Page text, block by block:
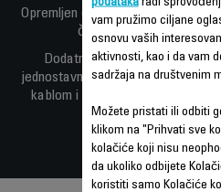
Opremljen digitalnim displejem,
čini ravnanje kose
Dodatne značajne
jednostavnom ergonomskim
kablom i funkcijom automatskog
vam pružimo ciljane
osnovu vaših
aktivnosti, kao i da vam
sadržaja na društvenim
Možete pristati ili odbiti
klikom na "Prihvati sve
kolačiće koji nisu
da ukoliko odbijete
koristiti samo Kolačiće